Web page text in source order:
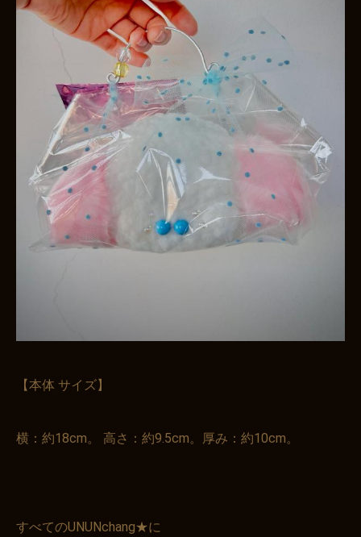
【本体 サイズ】
横：約18cm。 高さ：約9.5cm。厚み：約10cm。
すべてのUNUNchang★に